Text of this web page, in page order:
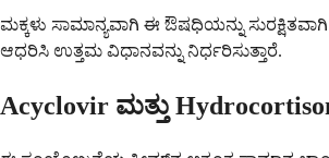
ಮಕ್ಕಳು ಸಾಮಾನ್ಯವಾಗಿ ಈ ಔಷಧಿಯನ್ನು
ಆಧರಿಸಿ ಉತ್ತಮ ವಿಧಾನವನ್ನು ನಿರ್ಧರಿಸುತ್ತಾರೆ.
Acyclovir ಮತ್ತು